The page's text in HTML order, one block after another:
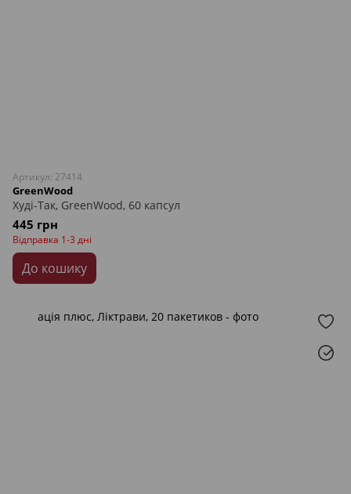
Артикул: 27414
GreenWood
Худі-Так, GreenWood, 60 капсул
445 грн
Відправка 1-3 дні
До кошику